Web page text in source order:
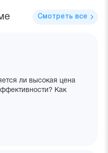
Смотреть все
ли высокая цена
Как